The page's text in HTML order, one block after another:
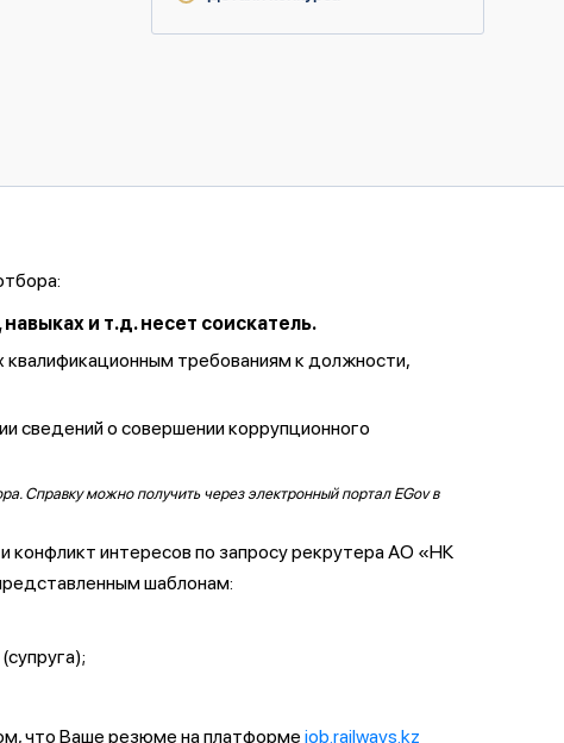
и т.д. несет соискатель.
требованиям к должности,
сведений о совершении коррупционного
Справку можно получить через электронный портал EGov в
конфликт интересов по запросу рекрутера АО «НК
шаблонам:
что Ваше резюме на платформе job.railways.kz